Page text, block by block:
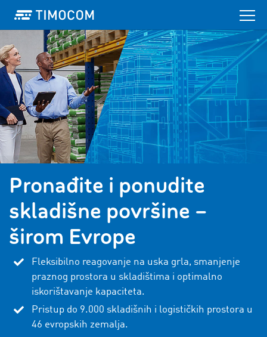
Pronađite i ponudite
skladišne površine –
širom Evrope
Fleksibilno reagovanje na uska grla, smanjenje
praznog prostora u skladištima i optimalno
iskorištavanje kapaciteta.
Pristup do 9.000 skladišnih i logističkih prostora u
46 evropskih zemalja.